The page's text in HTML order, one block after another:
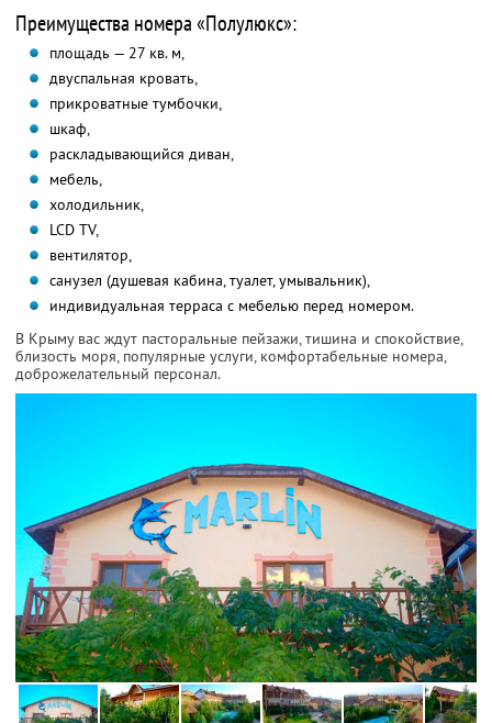
Преимущества номера «Полулюкс»:
площадь — 27 кв. м,
двуспальная кровать,
прикроватные тумбочки,
шкаф,
раскладывающийся диван,
мебель,
холодильник,
LCD TV,
вентилятор,
санузел (душевая кабина, туалет, умывальник),
индивидуальная терраса с мебелью перед номером.
В Крыму вас ждут пасторальные пейзажи, тишина и спокойствие,
близость моря, популярные услуги, комфортабельные номера,
доброжелательный персонал.